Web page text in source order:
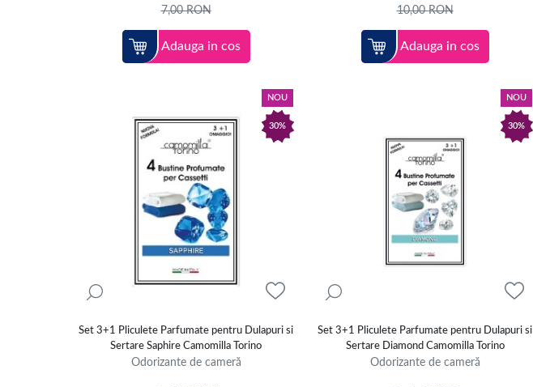
7,00RON
Adauga in cos
10,00RON
Adauga in cos
NOU
30%
Set 3+1 Pliculete Parfumate pentru Dulapuri si
Sertare Saphire Camomilla Torino
Odorizante de cameră
NOU
30%
Set 3+1 Pliculete Parfumate pentru Dulapuri si
Sertare Diamond Camomilla Torino
Odorizante de cameră